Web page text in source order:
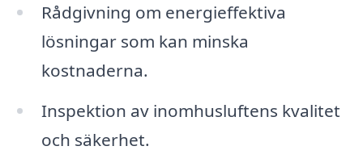
Rådgivning om energieffektiva
lösningar som kan minska
kostnaderna.
Inspektion av inomhusluftens kvalitet
och säkerhet.